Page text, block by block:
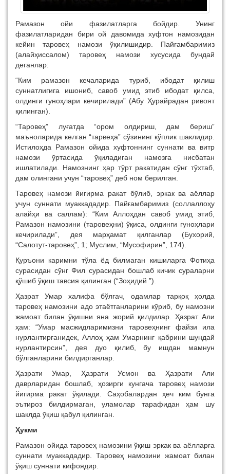
Рамазон ойи фазилатларга бойдир. Унинг
фазилатларидан бири ой давомида хуфтон намозидан
кейин таровеҳ намози ўқилишидир. Пайғамбаримиз
(алайҳиссалом) таровеҳ намози хусусида бундай
деганлар:
“Ким рамазон кечаларида туриб, ибодат қилиш
суннатлигига ишониб, савоб умид этиб ибодат қилса,
олдинги гуноҳлари кечирилади” (Абу Ҳурайрадан ривоят
қилинган).
“Таровеҳ” луғатда “ором олдириш, дам бериш”
маъноларида келган “тарвеҳа” сўзининг кўплик шаклидир.
Истилоҳда Рамазон ойида хуфтоннинг суннати ва витр
намози ўртасида ўқиладиган намозга нисбатан
ишлатилади. Намознинг ҳар тўрт ракатидан сўнг тўхтаб,
дам олингани учун “таровеҳ” деб ном берилган.
Таровеҳ намози йигирма ракат бўлиб, эркак ва аёллар
учун суннати муаккададир. Пайғамбаримиз (соллаллоҳу
алайҳи ва саллам): “Ким Аллоҳдан савоб умид этиб,
Рамазон намозини (таровеҳни) ўқиса, олдинги гуноҳлари
кечирилади”, дея марҳамат қилганлар (Бухорий,
“Салотут-таровеҳ”, 1; Муслим, “Мусофирин”, 174).
Қуръони каримни тўла ёд билмаган кишиларга Фотиҳа
сурасидан сўнг Фил сурасидан бошлаб кичик сураларни
қўшиб ўқиш тавсия қилинган (“Зоҳидий ”).
Ҳазрат Умар халифа бўлгач, одамлар тарқоқ ҳолда
таровеҳ намозини адо этаётганларини кўриб, бу намозни
жамоат билан ўқишни яна жорий қилдилар. Ҳазрат Али
ҳам: “Умар масжидларимизни таровеҳнинг файзи ила
нурлантирганидек, Аллоҳ ҳам Умарнинг қабрини шундай
нурлантирсин”, дея дуо қилиб, бу ишдан мамнун
бўлганларини билдирганлар.
Ҳазрати Умар, Ҳазрати Усмон ва Ҳазрати Али
даврларидан бошлаб, ҳозирги кунгача таровеҳ намози
йигирма ракат ўқилади. Саҳобалардан ҳеч ким бунга
эътироз билдирмаган, уламолар тарафидан ҳам шу
шаклда ўқиш қабул қилинган.
Ҳукми
Рамазон ойида таровеҳ намозини ўқиш эркак ва аёлларга
суннати муаккададир. Таровеҳ намозини жамоат билан
ўқиш суннати кифоядир.